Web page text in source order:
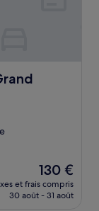
by IHG
Le
nouveau
prix
130 €
et frais compris
30 août - 31 août